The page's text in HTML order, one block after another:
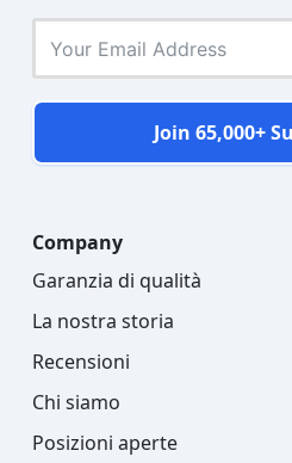
Join 65,000+
Company
Garanzia di qualità
La nostra storia
Recensioni
Chi siamo
Posizioni aperte